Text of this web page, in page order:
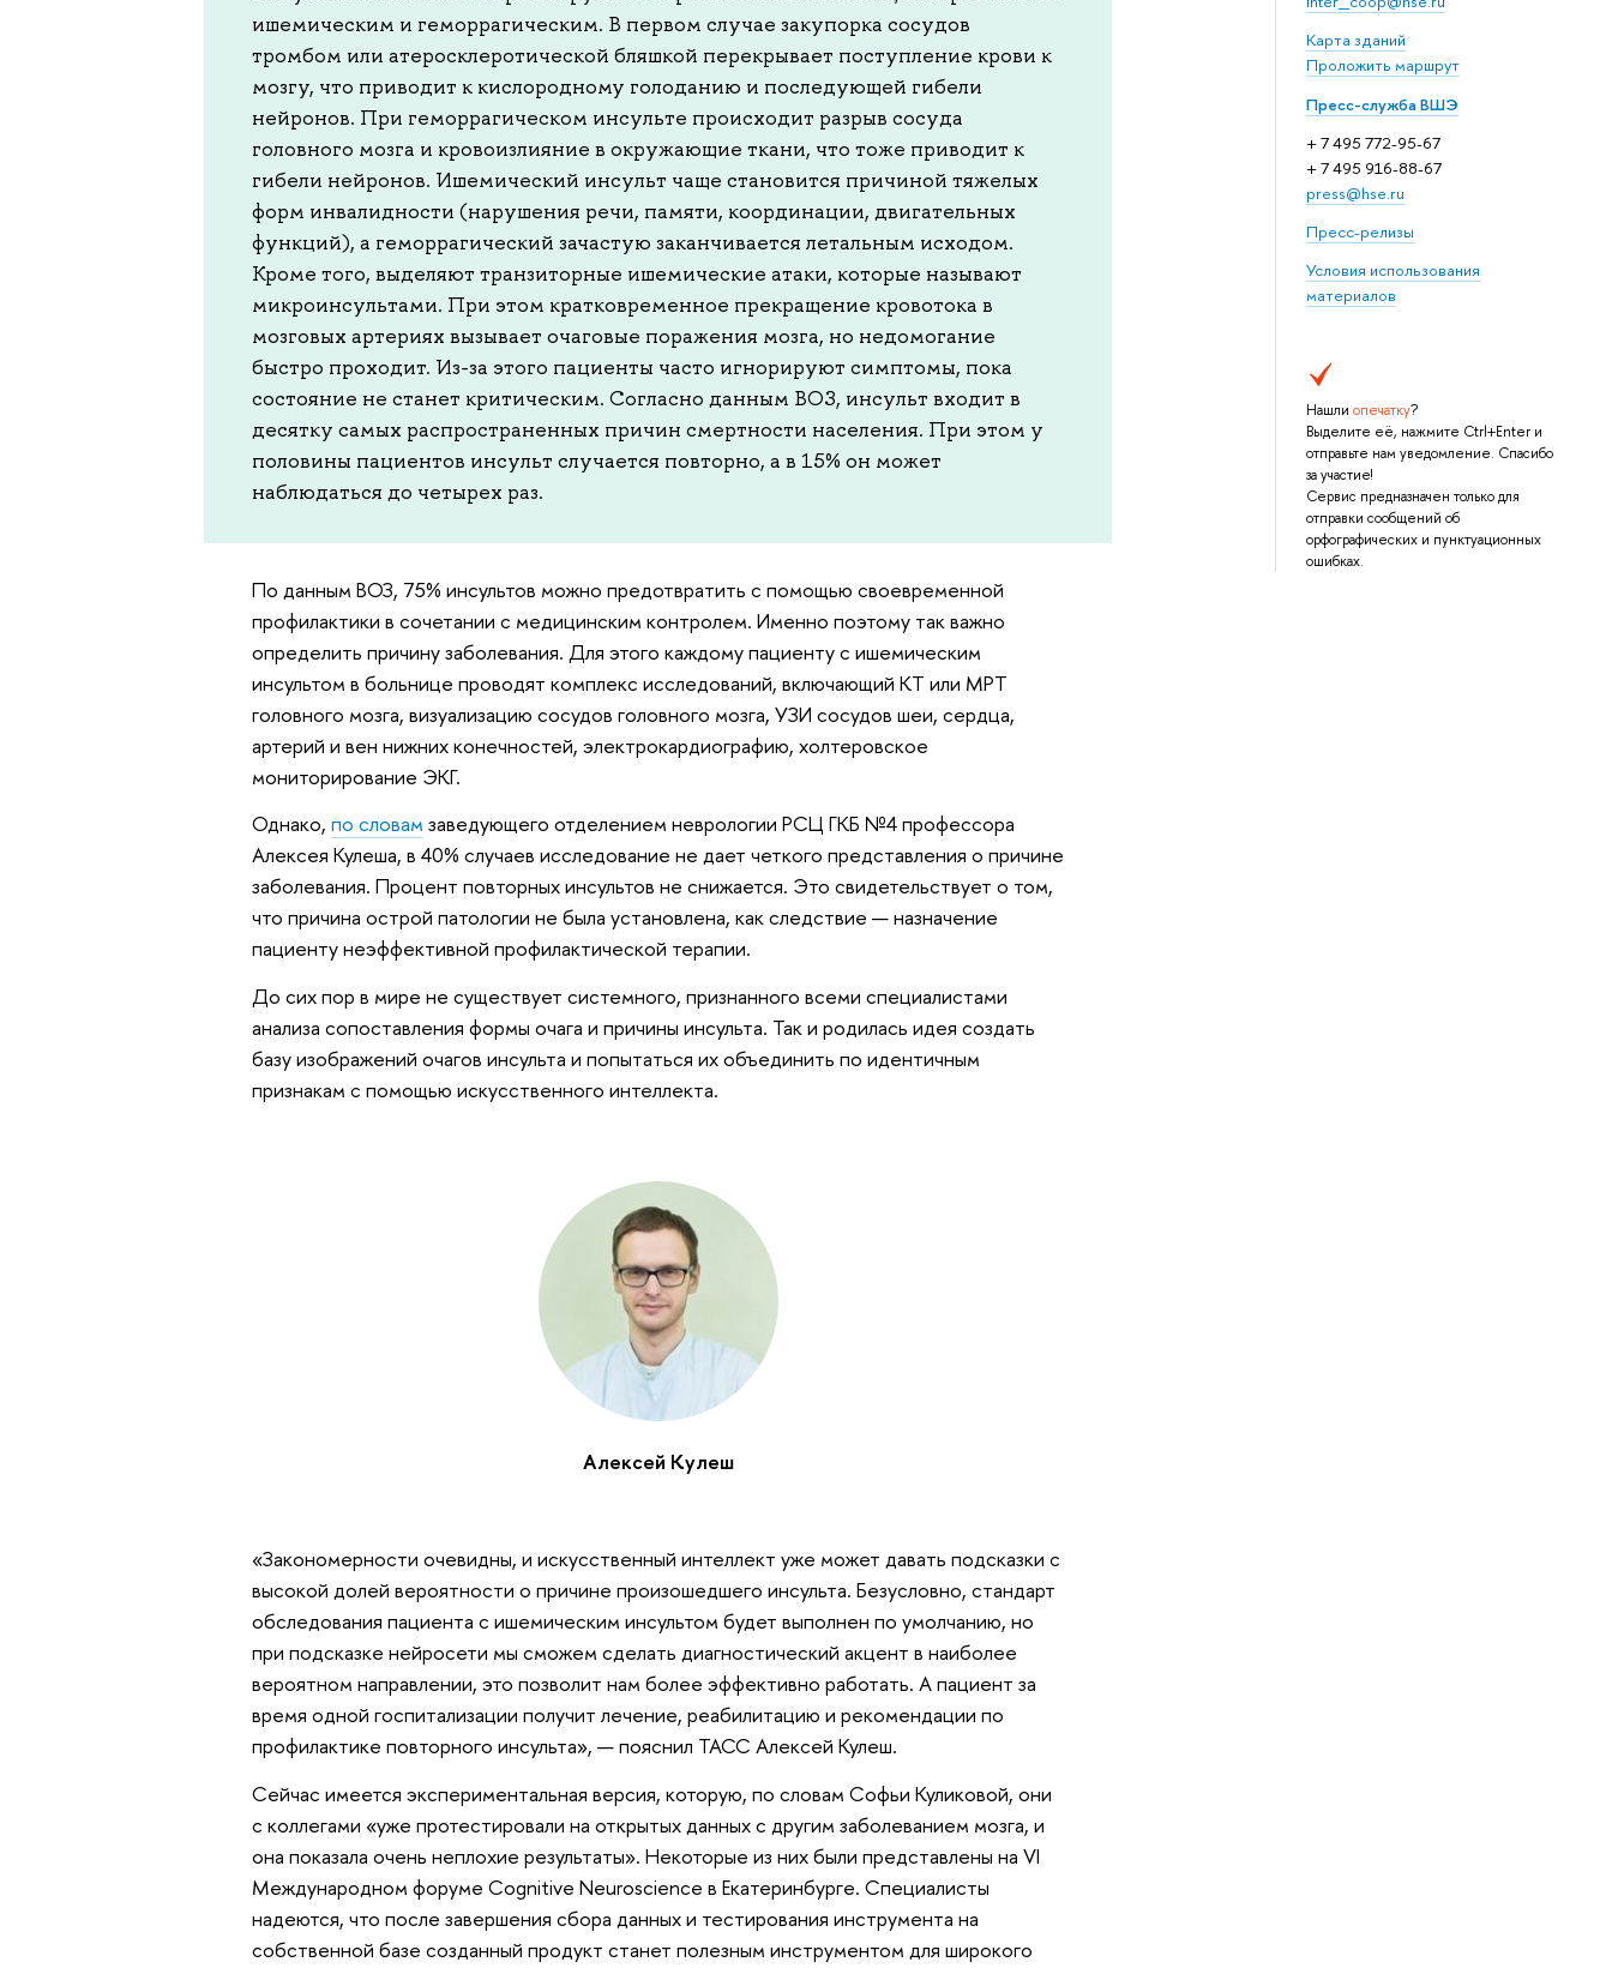
Карта зданий
Проложить маршрут
Пресс-служба ВШЭ
+ 7 495 772-95-67
+ 7 495 916-88-67
press@hse.ru
Пресс-релизы
Условия использования
материалов
Нашли опечатку?
Выделите её, нажмите Ctrl+Enter и
отправьте нам уведомление. Спасибо
за участие!
Сервис предназначен только для
отправки сообщений об
орфографических и пунктуационных
ошибках.
ишемическим и геморрагическим. В первом случае закупорка сосудов
тромбом или атеросклеротической бляшкой перекрывает поступление крови к
мозгу, что приводит к кислородному голоданию и последующей гибели
нейронов. При геморрагическом инсульте происходит разрыв сосуда
головного мозга и кровоизлияние в окружающие ткани, что тоже приводит к
гибели нейронов. Ишемический инсульт чаще становится причиной тяжелых
форм инвалидности (нарушения речи, памяти, координации, двигательных
функций), а геморрагический зачастую заканчивается летальным исходом.
Кроме того, выделяют транзиторные ишемические атаки, которые называют
микроинсультами. При этом кратковременное прекращение кровотока в
мозговых артериях вызывает очаговые поражения мозга, но недомогание
быстро проходит. Из-за этого пациенты часто игнорируют симптомы, пока
состояние не станет критическим. Согласно данным ВОЗ, инсульт входит в
десятку самых распространенных причин смертности населения. При этом у
половины пациентов инсульт случается повторно, а в 15% он может
наблюдаться до четырех раз.
По данным ВОЗ, 75% инсультов можно предотвратить с помощью своевременной
профилактики в сочетании с медицинским контролем. Именно поэтому так важно
определить причину заболевания. Для этого каждому пациенту с ишемическим
инсультом в больнице проводят комплекс исследований, включающий КТ или МРТ
головного мозга, визуализацию сосудов головного мозга, УЗИ сосудов шеи, сердца,
артерий и вен нижних конечностей, электрокардиографию, холтеровское
мониторирование ЭКГ.
Однако, по словам заведующего отделением неврологии РСЦ ГКБ №4 профессора
Алексея Кулеша, в 40% случаев исследование не дает четкого представления о причине
заболевания. Процент повторных инсультов не снижается. Это свидетельствует о том,
что причина острой патологии не была установлена, как следствие — назначение
пациенту неэффективной профилактической терапии.
До сих пор в мире не существует системного, признанного всеми специалистами
анализа сопоставления формы очага и причины инсульта. Так и родилась идея создать
базу изображений очагов инсульта и попытаться их объединить по идентичным
признакам с помощью искусственного интеллекта.
Алексей Кулеш
«Закономерности очевидны, и искусственный интеллект уже может давать подсказки с
высокой долей вероятности о причине произошедшего инсульта. Безусловно, стандарт
обследования пациента с ишемическим инсультом будет выполнен по умолчанию, но
при подсказке нейросети мы сможем сделать диагностический акцент в наиболее
вероятном направлении, это позволит нам более эффективно работать. А пациент за
время одной госпитализации получит лечение, реабилитацию и рекомендации по
профилактике повторного инсульта», — пояснил ТАСС Алексей Кулеш.
Сейчас имеется экспериментальная версия, которую, по словам Софьи Куликовой, они
с коллегами «уже протестировали на открытых данных с другим заболеванием мозга, и
она показала очень неплохие результаты». Некоторые из них были представлены на VI
Международном форуме Сognitive Neuroscience в Екатеринбурге. Специалисты
надеются, что после завершения сбора данных и тестирования инструмента на
собственной базе созданный продукт станет полезным инструментом для широкого